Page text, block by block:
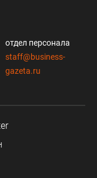
отдел персонала
staff@business-
gazeta.ru